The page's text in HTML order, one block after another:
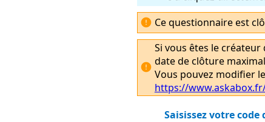
Ce questionnaire est
Si vous êtes le
date de clôture
Vous pouvez modifier
https://
Saisissez votre